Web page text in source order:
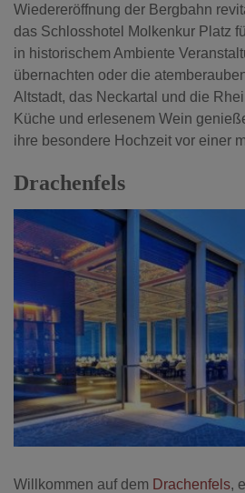
Wiedereröffnung der Bergbahn
das Schlosshotel Molkenkur Platz
in historischem Ambiente
übernachten oder die
Altstadt, das Neckartal und die
Küche und erlesenem Wein
ihre besondere Hochzeit vor einer
Drachenfels
Willkommen auf dem Drachenfels,